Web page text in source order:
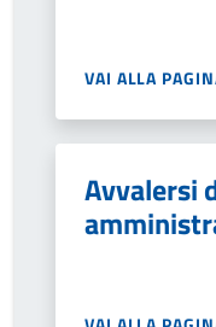
VAI ALLA
Avvalersi